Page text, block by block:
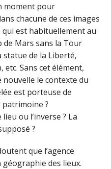
moment pour
chacune de ces images
est habituellement au
de Mars sans la Tour
statue de la Liberté,
Sans cet élément,
nouvelle le contexte du
est porteuse de
patrimoine ?
ou l’inverse ? La
?
que l’agence
géographie des lieux.